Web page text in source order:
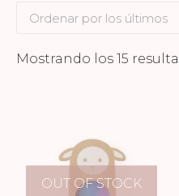
Mostrando los 15
OUT OF STOCK